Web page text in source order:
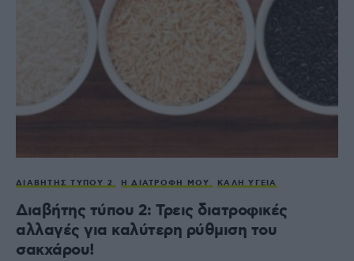
ΔΙΑΒΉΤΗΣ ΤΎΠΟΥ 2 Η ΔΙΑΤΡΟΦΉ ΜΟΥ ΚΑΛΉ ΥΓΕΊΑ
Διαβήτης τύπου 2: Τρεις διατροφικές
αλλαγές για καλύτερη ρύθμιση του
σακχάρου!